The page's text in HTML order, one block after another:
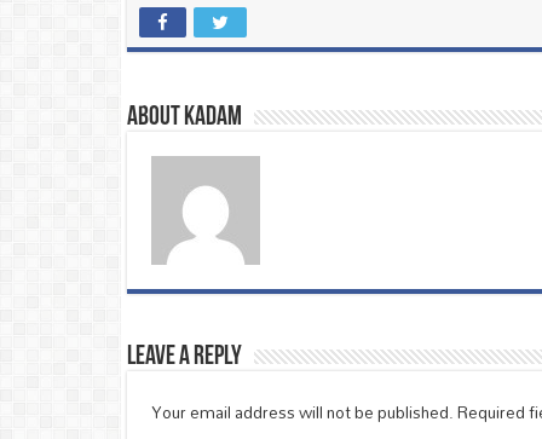
About Kadam
Leave a Reply
Your email address will not be published.Required